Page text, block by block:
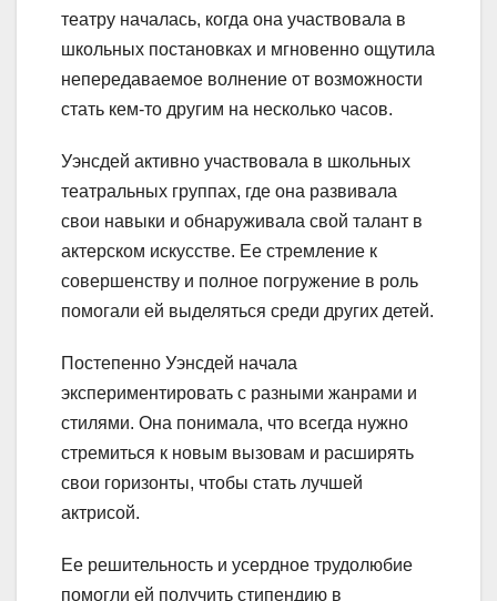
театру началась, когда она участвовала в
школьных постановках и мгновенно ощутила
непередаваемое волнение от возможности
стать кем-то другим на несколько часов.
Уэнсдей активно участвовала в школьных
театральных группах, где она развивала
свои навыки и обнаруживала свой талант в
актерском искусстве. Ее стремление к
совершенству и полное погружение в роль
помогали ей выделяться среди других детей.
Постепенно Уэнсдей начала
экспериментировать с разными жанрами и
стилями. Она понимала, что всегда нужно
стремиться к новым вызовам и расширять
свои горизонты, чтобы стать лучшей
актрисой.
Ее решительность и усердное трудолюбие
помогли ей получить стипендию в